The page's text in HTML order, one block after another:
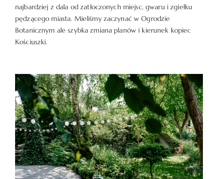
najbardziej z dala od zatłoczonych miejsc, gwaru i zgiełku
pędzącego miasta. Mieliśmy zaczynać w Ogrodzie
Botanicznym ale szybka zmiana planów i kierunek kopiec
Kościuszki.